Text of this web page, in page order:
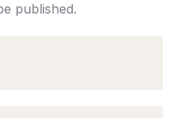
published.